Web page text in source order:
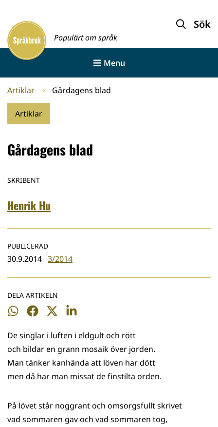
innehållet
Framsida
Populärt om språk
Sök
Menu
Artiklar Gårdagens blad
Artiklar
Gårdagens blad
SKRIBENT
Henrik Hu
PUBLICERAD
30.9.2014 3/2014
DELA ARTIKELN
Dela
WhatsApp
Dela
Facebook
Dela
Twitter
Dela
LinkedIn
De singlar i luften i eldgult och rött
och bildar en grann mosaik över jorden.
Man tänker kanhända att löven har dött
men då har man missat de finstilta orden.
På lövet står noggrant och omsorgsfullt skrivet
vad sommaren gav och vad sommaren tog,